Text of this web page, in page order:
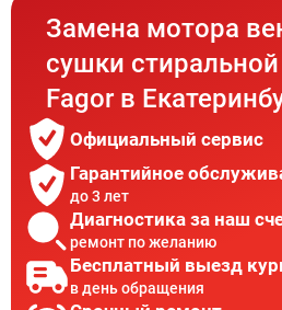
Замена мотора
сушки
Fagor в
Официальный сервис
Гарантийное
до 3 лет
Диагностика за наш
ремонт по желанию
Бесплатный выезд
в день обращения